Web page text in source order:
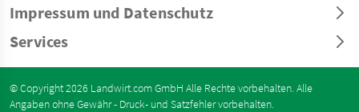
Impressum und Datenschutz
Services
© Copyright 2026 Landwirt.com GmbH Alle Rechte vorbehalten. Alle
Angaben ohne Gewähr - Druck- und Satzfehler vorbehalten.